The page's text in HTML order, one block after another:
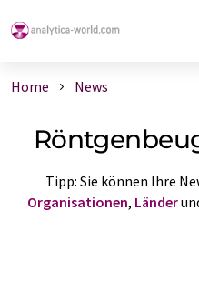
Home News
Tipp: Sie können Ihre
Organisationen, Länder